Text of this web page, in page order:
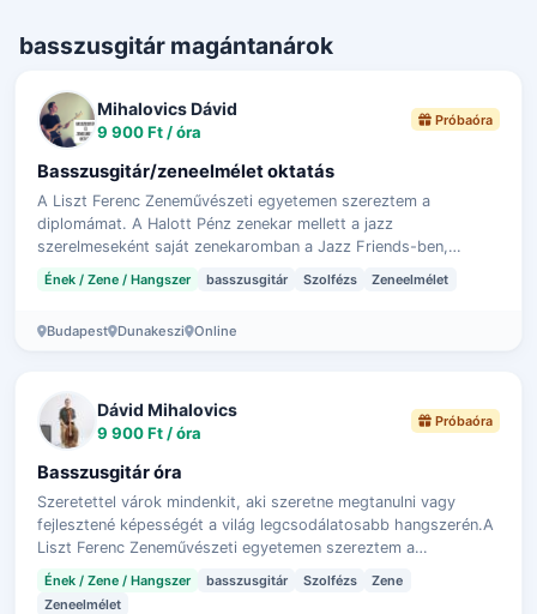
basszusgitár magántanárok
Mihalovics Dávid
9 900 Ft / óra
Próbaóra
Basszusgitár/zeneelmélet oktatás
A Liszt Ferenc Zeneművészeti egyetemen szereztem a
diplomámat. A Halott Pénz zenekar mellett a jazz
szerelmeseként saját zenekaromban a Jazz Friends-ben,
valamint a Balance Wheel Groupban hallhatsz j…
Ének / Zene / Hangszer basszusgitár Szolfézs Zeneelmélet
Budapest Dunakeszi Online
Dávid Mihalovics
9 900 Ft / óra
Próbaóra
Basszusgitár óra
Szeretettel várok mindenkit, aki szeretne megtanulni vagy
fejlesztené képességét a világ legcsodálatosabb hangszerén.A
Liszt Ferenc Zeneművészeti egyetemen szereztem a
diplomámat. A Halott Pénz zenek…
Ének / Zene / Hangszer basszusgitár Szolfézs
Zene
Zeneelmélet